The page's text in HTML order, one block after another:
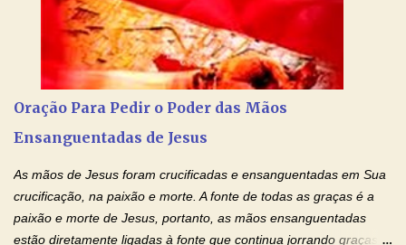
relacionamento seja fortalecido e curado no amor Ágape de
Jesus. Adriana-Devoção e Fé Mensagem do Padre Marcelo Rossi
em seu Facebook: Amados, iniciamos uma semana para orar
pelos relacionamentos. Diz a Bíblia sagrada: "O amor é paciente,
de orgulho. Nada faz de inconveniente, não procura o seu próprio
interesse, não se irrita, não guarda rancor. Não se alegra com a
Oração Para Pedir o Poder das Mãos
Ensanguentadas de Jesus
As mãos de Jesus foram crucificadas e ensanguentadas em Sua
crucificação, na paixão e morte. A fonte de todas as graças é a
paixão e morte de Jesus, portanto, as mãos ensanguentadas
estão diretamente ligadas à fonte que continua jorrando graças